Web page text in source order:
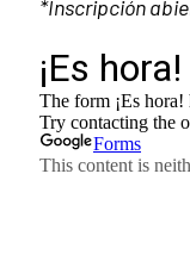
*Inscripción